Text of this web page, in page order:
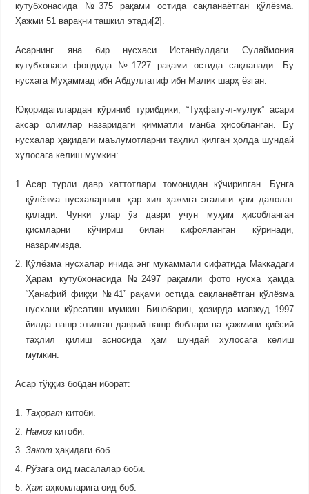
кутубхонасида №375 рақами остида сақланаётган қўлёзма.
Ҳажми 51 варақни ташкил этади[2].
Асарнинг яна бир нусхаси Истанбулдаги Сулаймония
кутубхонаси фондида №1727 рақами остида сақланади. Бу
нусхага Муҳаммад ибн Абдуллатиф ибн Малик шарҳ ёзган.
Юқоридагилардан кўриниб турибдики, “Туҳфату-л-мулук” асари
аксар олимлар назаридаги қимматли манба ҳисобланган. Бу
нусхалар ҳақидаги маълумотларни таҳлил қилган ҳолда шундай
хулосага келиш мумкин:
Асар турли давр хаттотлари томонидан кўчирилган. Бунга
қўлёзма нусхаларнинг ҳар хил ҳажмга эгалиги ҳам далолат
қилади. Чунки улар ўз даври учун муҳим ҳисобланган
қисмларни кўчириш билан кифояланган кўринади,
назаримизда.
Қўлёзма нусхалар ичида энг мукаммали сифатида Маккадаги
Ҳарам кутубхонасида №2497 рақамли фото нусха ҳамда
“Ҳанафий фиқҳи №41” рақами остида сақланаётган қўлёзма
нусхани кўрсатиш мумкин. Бинобарин, ҳозирда мавжуд 1997
йилда нашр этилган даврий нашр боблари ва ҳажмини қиёсий
таҳлил қилиш асносида ҳам шундай хулосага келиш
мумкин.
Асар тўққиз бобдан иборат:
Таҳорат китоби.
Намоз китоби.
Закот ҳақидаги боб.
Рўзага оид масалалар боби.
Ҳаж аҳкомларига оид боб.